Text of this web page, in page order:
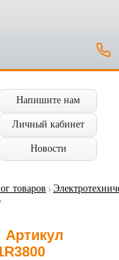
Напишите нам
Личный кабинет
Новости
товаров
Артикул